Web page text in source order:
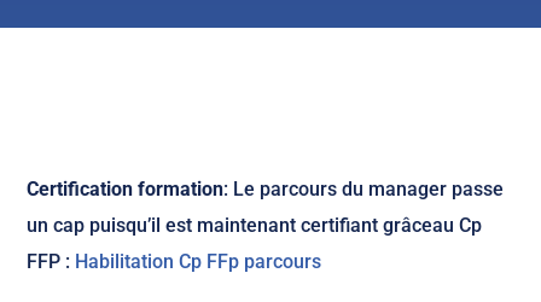
Certification formation: Le parcours du manager passe
un cap puisqu’il est maintenant certifiant grâceau Cp
FFP : Habilitation Cp FFp parcours